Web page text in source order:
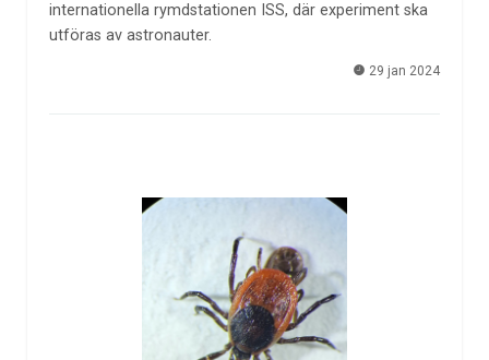
internationella rymdstationen ISS, där experiment ska
utföras av astronauter.
29 jan 2024